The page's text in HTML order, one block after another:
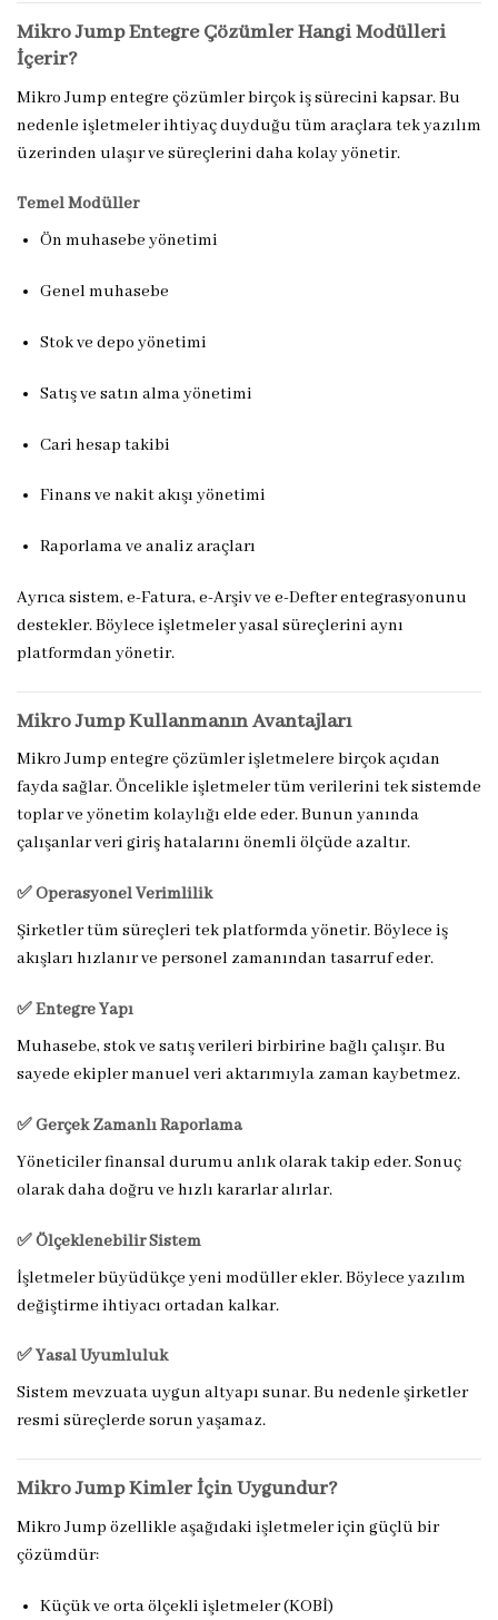
Mikro Jump Entegre Çözümler Hangi Modülleri
İçerir?
Mikro Jump entegre çözümler birçok iş sürecini kapsar. Bu
nedenle işletmeler ihtiyaç duyduğu tüm araçlara tek yazılım
üzerinden ulaşır ve süreçlerini daha kolay yönetir.
Temel Modüller
Ön muhasebe yönetimi
Genel muhasebe
Stok ve depo yönetimi
Satış ve satın alma yönetimi
Cari hesap takibi
Finans ve nakit akışı yönetimi
Raporlama ve analiz araçları
Ayrıca sistem, e-Fatura, e-Arşiv ve e-Defter entegrasyonunu
destekler. Böylece işletmeler yasal süreçlerini aynı
platformdan yönetir.
Mikro Jump Kullanmanın Avantajları
Mikro Jump entegre çözümler işletmelere birçok açıdan
fayda sağlar. Öncelikle işletmeler tüm verilerini tek sistemde
toplar ve yönetim kolaylığı elde eder. Bunun yanında
çalışanlar veri giriş hatalarını önemli ölçüde azaltır.
✅ Operasyonel Verimlilik
Şirketler tüm süreçleri tek platformda yönetir. Böylece iş
akışları hızlanır ve personel zamanından tasarruf eder.
✅ Entegre Yapı
Muhasebe, stok ve satış verileri birbirine bağlı çalışır. Bu
sayede ekipler manuel veri aktarımıyla zaman kaybetmez.
✅ Gerçek Zamanlı Raporlama
Yöneticiler finansal durumu anlık olarak takip eder. Sonuç
olarak daha doğru ve hızlı kararlar alırlar.
✅ Ölçeklenebilir Sistem
İşletmeler büyüdükçe yeni modüller ekler. Böylece yazılım
değiştirme ihtiyacı ortadan kalkar.
✅ Yasal Uyumluluk
Sistem mevzuata uygun altyapı sunar. Bu nedenle şirketler
resmi süreçlerde sorun yaşamaz.
Mikro Jump Kimler İçin Uygundur?
Mikro Jump özellikle aşağıdaki işletmeler için güçlü bir
çözümdür:
Küçük ve orta ölçekli işletmeler (KOBİ)